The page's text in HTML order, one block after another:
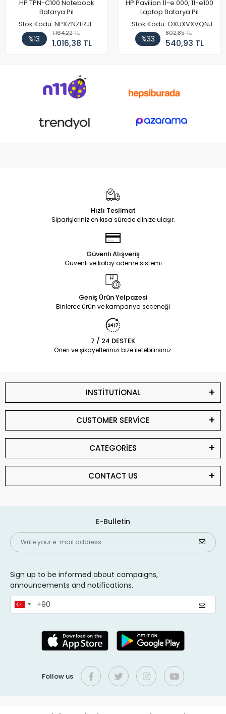
HP TPN-C100 Notebook
Batarya Pil
Stok Kodu: NPXZNZLRJI
%13
1.164,22 TL
1.016,38 TL
HP Pavilion 11-e 000, 11-e100
Laptop Batarya Pil
Stok Kodu: OXUXVXVQNJ
%33
802,85 TL
540,93 TL
Hızlı Teslimat
Siparişleriniz en kısa sürede elinize ulaşır.
Güvenli Alışveriş
Güvenli ve kolay ödeme sistemi
Geniş Ürün Yelpazesi
Binlerce ürün ve kampanya seçeneği
7 / 24 DESTEK
Öneri ve şikayetlerinizi bize iletebilirsiniz.
INSTİTUTİONAL
CUSTOMER SERVİCE
CATEGORİES
CONTACT US
E-Bulletin
Sign up to be informed about campaigns,
announcements and notifications.
Follow us